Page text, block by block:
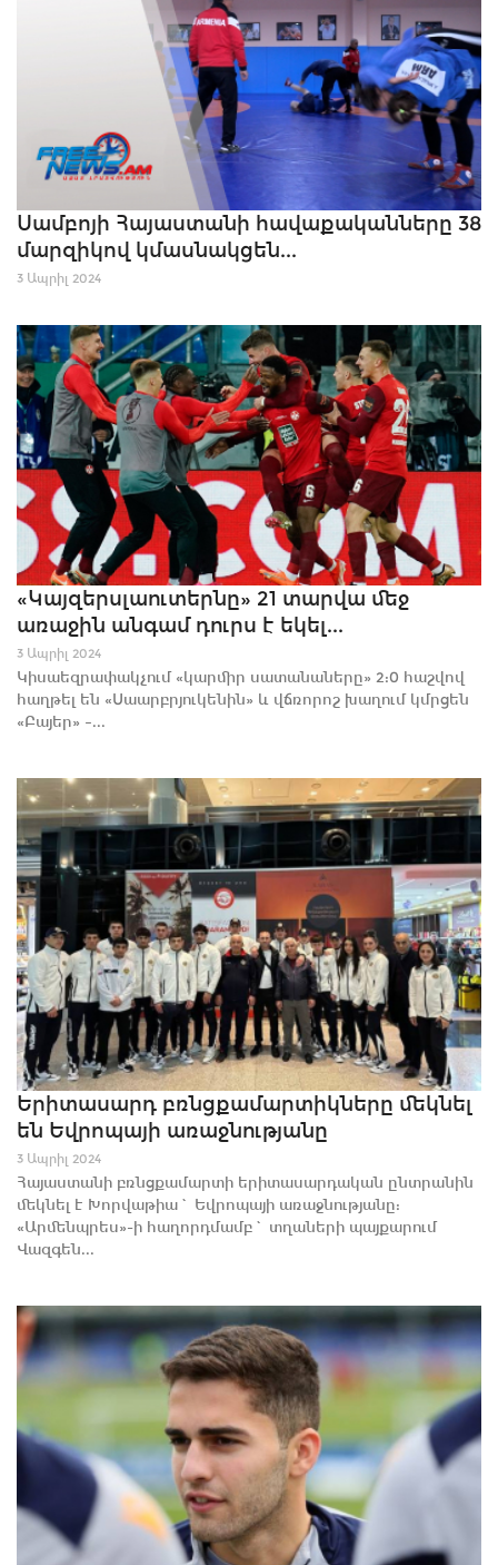
Սամբոյի Հայաստանի հավաքականները 38
մարզիկով կմասնակցեն...
3 Ապրիլ 2024
«Կայզերսլաուտերնը» 21 տարվա մեջ
առաջին անգամ դուրս է եկել...
3 Ապրիլ 2024
Կիսաեզրափակչում «կարմիր սատանաները» 2:0 հաշվով
հաղթել են «Սաարբրյուկենին» և վճռորոշ խաղում կմրցեն
«Բայեր» –...
Երիտասարդ բռնցքամարտիկները մեկնել
են Եվրոպայի առաջնությանը
3 Ապրիլ 2024
Հայաստանի բռնցքամարտի երիտասարդական ընտրանին
մեկնել է Խորվաթիա` Եվրոպայի առաջնությանը:
«Արմենպրես»-ի հաղորդմամբ` տղաների պայքարում
Վազգեն...